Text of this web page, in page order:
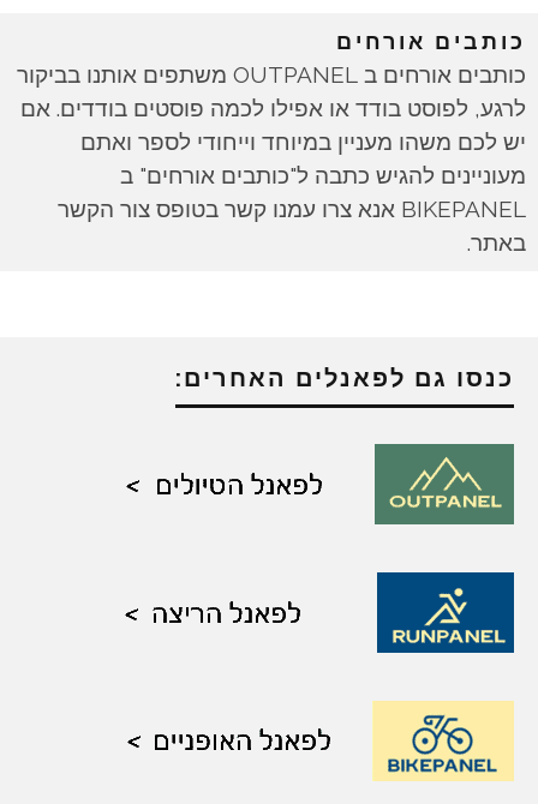
כותבים אורחים
כותבים אורחים ב OUTPANEL משתפים אותנו בביקור
לרגע, לפוסט בודד או אפילו לכמה פוסטים בודדים. אם
יש לכם משהו מעניין במיוחד וייחודי לספר ואתם
מעוניינים להגיש כתבה ל"כותבים אורחים" ב
BIKEPANEL אנא צרו עמנו קשר בטופס צור הקשר
באתר.
כנסו גם לפאנלים האחרים: